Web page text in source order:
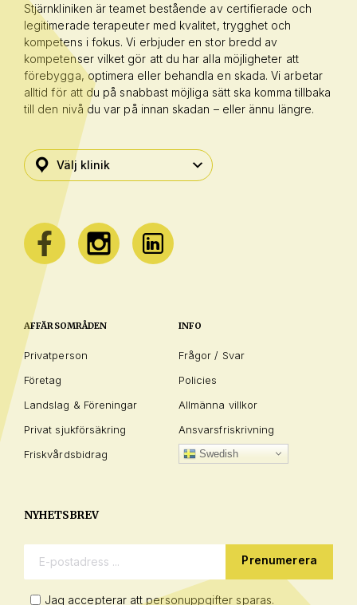
Stjärnkliniken är teamet bestående av certifierade och
legitimerade terapeuter med kvalitet, trygghet och
kompetens i fokus. Vi erbjuder en stor bredd av
kompetenser vilket gör att du har alla möjligheter att
förebygga, optimera eller behandla en skada. Vi arbetar
alltid för att du på snabbast möjliga sätt ska komma tillbaka
till den nivå du var på innan skadan – eller ännu längre.
AFFÄRSOMRÅDEN
Privatperson
Företag
Landslag & Föreningar
Privat sjukförsäkring
Friskvårdsbidrag
INFO
Frågor / Svar
Policies
Allmänna villkor
Ansvarsfriskrivning
Swedish
NYHETSBREV
E-postadress:
Jag accepterar att personuppgifter sparas.